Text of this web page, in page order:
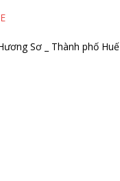
Sơ _ Thành phố Huế